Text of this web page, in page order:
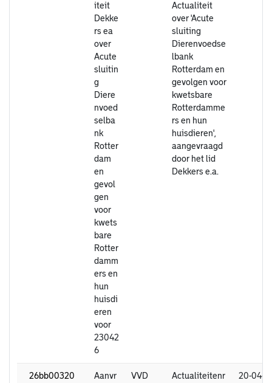
iteit
Dekke
rs ea
over
Acute
sluitin
g
Diere
nvoed
selba
nk
Rotter
dam
en
gevol
gen
voor
kwets
bare
Rotter
damm
ers en
hun
huisdi
eren
voor
23042
6
Actualiteit
over 'Acute
sluiting
Dierenvoedse
lbank
Rotterdam en
gevolgen voor
kwetsbare
Rotterdamme
rs en hun
huisdieren',
aangevraagd
door het lid
Dekkers e.a.
26bb00320
Aanvr
VVD
Actualiteitenr
20-04-